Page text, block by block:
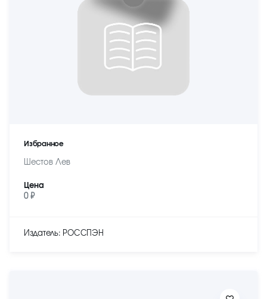
Избранное
Шестов Лев
Цена
0 ₽
Издатель: РОССПЭН